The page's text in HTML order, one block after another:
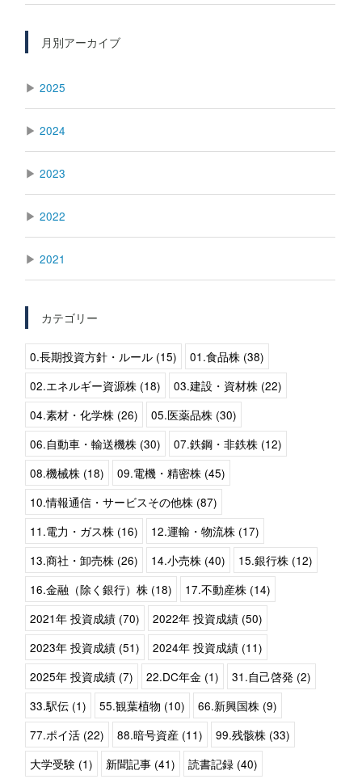
月別アーカイブ
▶ 2025
▶ 2024
▶ 2023
▶ 2022
▶ 2021
カテゴリー
0.長期投資方針・ルール (15)
01.食品株 (38)
02.エネルギー資源株 (18)
03.建設・資材株 (22)
04.素材・化学株 (26)
05.医薬品株 (30)
06.自動車・輸送機株 (30)
07.鉄鋼・非鉄株 (12)
08.機械株 (18)
09.電機・精密株 (45)
10.情報通信・サービスその他株 (87)
11.電力・ガス株 (16)
12.運輸・物流株 (17)
13.商社・卸売株 (26)
14.小売株 (40)
15.銀行株 (12)
16.金融（除く銀行）株 (18)
17.不動産株 (14)
2021年 投資成績 (70)
2022年 投資成績 (50)
2023年 投資成績 (51)
2024年 投資成績 (11)
2025年 投資成績 (7)
22.DC年金 (1)
31.自己啓発 (2)
33.駅伝 (1)
55.観葉植物 (10)
66.新興国株 (9)
77.ポイ活 (22)
88.暗号資産 (11)
99.残骸株 (33)
大学受験 (1)
新聞記事 (41)
読書記録 (40)